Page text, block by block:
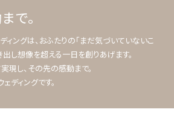
で。
ィングは、おふたりの「まだ気づいていないこ
し想像を超える一日を創りあげます。
現し、その先の感動まで。
ディングです。